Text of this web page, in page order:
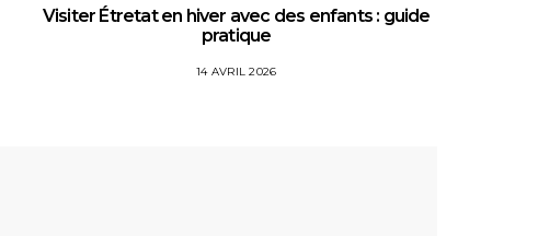
Visiter Étretat en hiver avec des enfants : guide
pratique
14 AVRIL 2026